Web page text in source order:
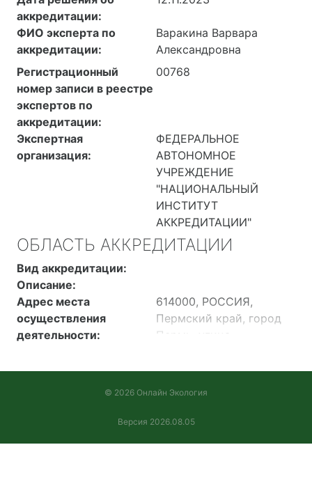
аккредитации:
ФИО эксперта по
аккредитации:
Варакина Варвара
Александровна
Регистрационный
номер записи в реестре
экспертов по
аккредитации:
00768
Экспертная
организация:
ФЕДЕРАЛЬНОЕ
АВТОНОМНОЕ
УЧРЕЖДЕНИЕ
"НАЦИОНАЛЬНЫЙ
ИНСТИТУТ
АККРЕДИТАЦИИ"
ОБЛАСТЬ АККРЕДИТАЦИИ
Вид аккредитации:
Описание:
Адрес места
осуществления
деятельности:
614000, РОССИЯ,
Пермский край, город
Пермь, улица
этаж цокольный, помещ.
© 2026 Онлайн Экология
Версия 2026.08.05